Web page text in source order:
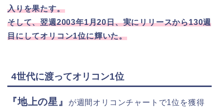
入りを果たす。
そして、翌週2003年1月20日、実にリリースから130週
目にしてオリコン1位に輝いた。
4世代に渡ってオリコン1位
『地上の星』
が週間オリコンチャートで1位を獲得